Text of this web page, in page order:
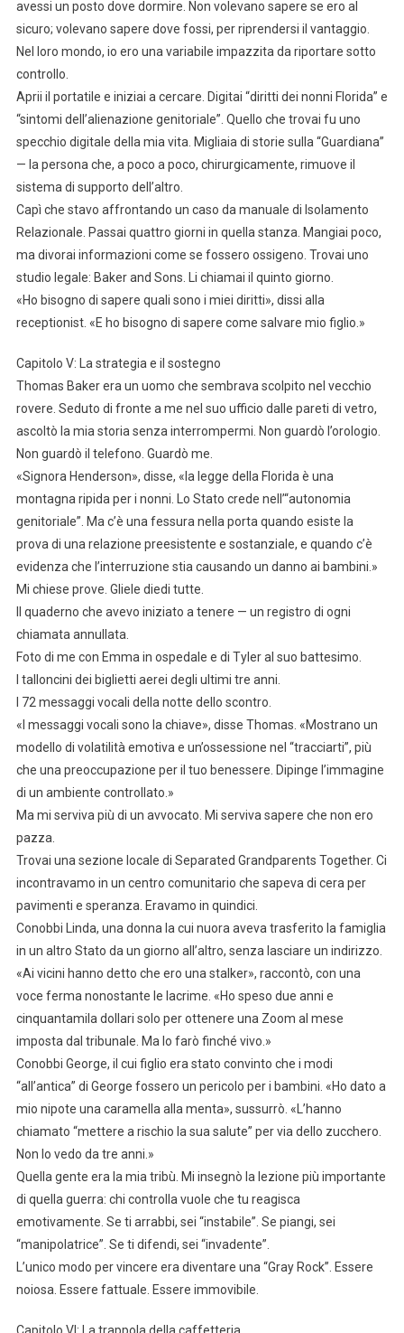
avessi un posto dove dormire. Non volevano sapere se ero al
sicuro; volevano sapere dove fossi, per riprendersi il vantaggio.
Nel loro mondo, io ero una variabile impazzita da riportare sotto
controllo.
Aprii il portatile e iniziai a cercare. Digitai “diritti dei nonni Florida” e
“sintomi dell’alienazione genitoriale”. Quello che trovai fu uno
specchio digitale della mia vita. Migliaia di storie sulla “Guardiana”
— la persona che, a poco a poco, chirurgicamente, rimuove il
sistema di supporto dell’altro.
Capì che stavo affrontando un caso da manuale di Isolamento
Relazionale. Passai quattro giorni in quella stanza. Mangiai poco,
ma divorai informazioni come se fossero ossigeno. Trovai uno
studio legale: Baker and Sons. Li chiamai il quinto giorno.
«Ho bisogno di sapere quali sono i miei diritti», dissi alla
receptionist. «E ho bisogno di sapere come salvare mio figlio.»
Capitolo V: La strategia e il sostegno
Thomas Baker era un uomo che sembrava scolpito nel vecchio
rovere. Seduto di fronte a me nel suo ufficio dalle pareti di vetro,
ascoltò la mia storia senza interrompermi. Non guardò l’orologio.
Non guardò il telefono. Guardò me.
«Signora Henderson», disse, «la legge della Florida è una
montagna ripida per i nonni. Lo Stato crede nell’“autonomia
genitoriale”. Ma c’è una fessura nella porta quando esiste la
prova di una relazione preesistente e sostanziale, e quando c’è
evidenza che l’interruzione stia causando un danno ai bambini.»
Mi chiese prove. Gliele diedi tutte.
Il quaderno che avevo iniziato a tenere — un registro di ogni
chiamata annullata.
Foto di me con Emma in ospedale e di Tyler al suo battesimo.
I talloncini dei biglietti aerei degli ultimi tre anni.
I 72 messaggi vocali della notte dello scontro.
«I messaggi vocali sono la chiave», disse Thomas. «Mostrano un
modello di volatilità emotiva e un’ossessione nel “tracciarti”, più
che una preoccupazione per il tuo benessere. Dipinge l’immagine
di un ambiente controllato.»
Ma mi serviva più di un avvocato. Mi serviva sapere che non ero
pazza.
Trovai una sezione locale di Separated Grandparents Together. Ci
incontravamo in un centro comunitario che sapeva di cera per
pavimenti e speranza. Eravamo in quindici.
Conobbi Linda, una donna la cui nuora aveva trasferito la famiglia
in un altro Stato da un giorno all’altro, senza lasciare un indirizzo.
«Ai vicini hanno detto che ero una stalker», raccontò, con una
voce ferma nonostante le lacrime. «Ho speso due anni e
cinquantamila dollari solo per ottenere una Zoom al mese
imposta dal tribunale. Ma lo farò finché vivo.»
Conobbi George, il cui figlio era stato convinto che i modi
“all’antica” di George fossero un pericolo per i bambini. «Ho dato a
mio nipote una caramella alla menta», sussurrò. «L’hanno
chiamato “mettere a rischio la sua salute” per via dello zucchero.
Non lo vedo da tre anni.»
Quella gente era la mia tribù. Mi insegnò la lezione più importante
di quella guerra: chi controlla vuole che tu reagisca
emotivamente. Se ti arrabbi, sei “instabile”. Se piangi, sei
“manipolatrice”. Se ti difendi, sei “invadente”.
L’unico modo per vincere era diventare una “Gray Rock”. Essere
noiosa. Essere fattuale. Essere immovibile.